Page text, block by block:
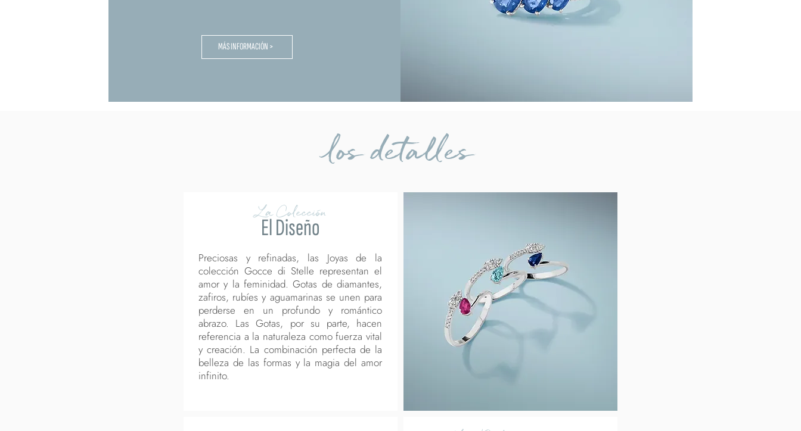
MÁS INFORMACIÓN >
los detalles
La Colección
El Diseño
Preciosas y refinadas, las Joyas de la
colección Gocce di Stelle representan el
amor y la feminidad. Gotas de diamantes,
zafiros, rubíes y aguamarinas se unen para
perderse en un profundo y romántico
abrazo. Las Gotas, por su parte, hacen
referencia a la naturaleza como fuerza vital
y creación. La combinación perfecta de la
belleza de las formas y la magia del amor
infinito.